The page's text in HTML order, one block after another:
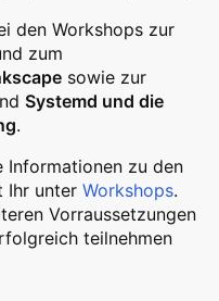
den Workshops zur
zum
sowie zur
Systemd und die
.
Informationen zu den
Ihr unter Workshops.
Vorraussetzungen
teilnehmen